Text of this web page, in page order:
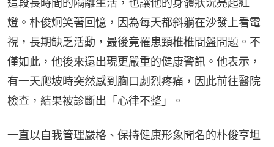
燈。朴俊炯笑著回憶，因為每天都斜躺在沙發上看電
視，長期缺乏活動，最後竟罹患頸椎椎間盤問題。不
僅如此，他後來還出現更嚴重的健康警訊。他表示，
有一天爬坡時突然感到胸口劇烈疼痛，因此前往醫院
檢查，結果被診斷出「心律不整」。
一直以自我管理嚴格、保持健康形象聞名的朴俊亨坦